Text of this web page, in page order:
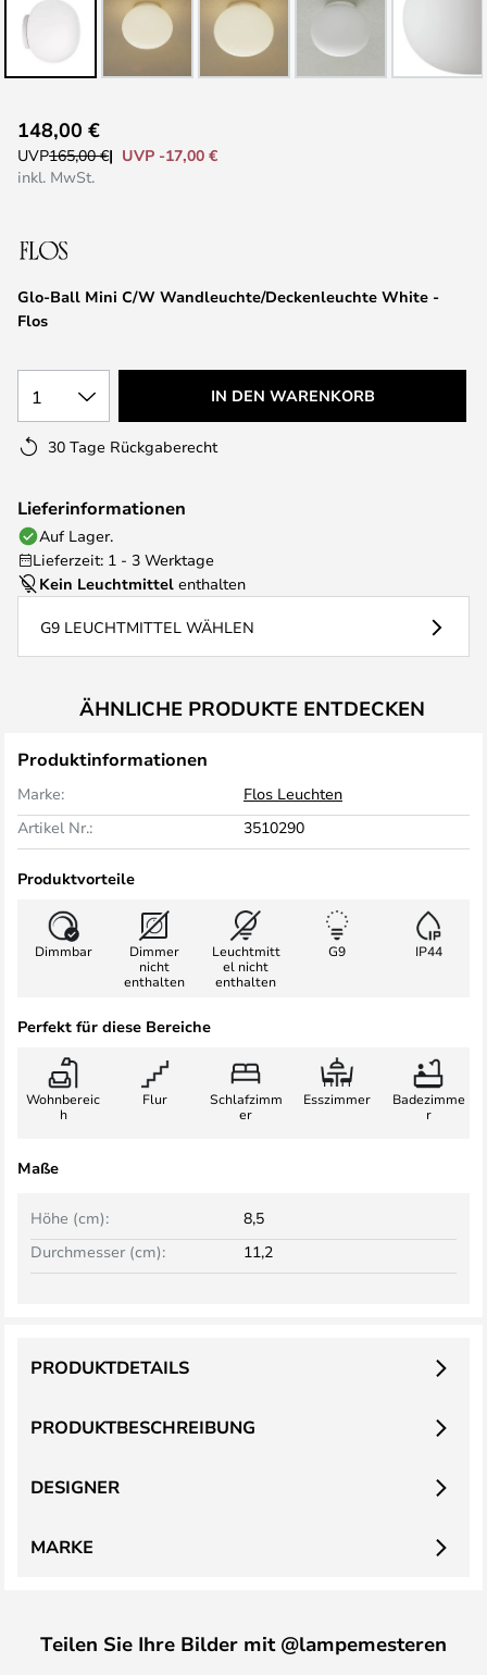
Anfang
der
Glo-Ball Mini C/W Wandleuchte/Deckenleuchte White -
Flos
148,00 €
UVP165,00 €
UVP -17,00 €
inkl. MwSt.
1 IN DEN WARENKORB
30 Tage Rückgaberecht
Lieferinformationen
Auf Lager.
Lieferzeit: 1 - 3 Werktage
Kein Leuchtmittel enthalten
G9 LEUCHTMITTEL WÄHLEN
ÄHNLICHE PRODUKTE ENTDECKEN
Produktinformationen
Marke:
Flos Leuchten
Artikel Nr.:
3510290
Produktvorteile
Dimmbar
Dimmer
nicht
enthalten
Leuchtmitt
el nicht
enthalten
G9 IP44
Perfekt für diese Bereiche
Wohnbereic
h
Flur
Schlafzimm
er
Esszimmer
Badezimme
r
Maße
Höhe (cm):
8,5
Durchmesser (cm):
11,2
PRODUKTBESCHREIBUNG
PRODUKTDETAILS
DESIGNER
MARKE
Teilen Sie Ihre Bilder mit @lampemesteren